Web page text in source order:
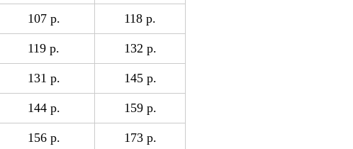
107 р. 118 р.
119 р. 132 р.
131 р. 145 р.
144 р. 159 р.
156 р. 173 р.